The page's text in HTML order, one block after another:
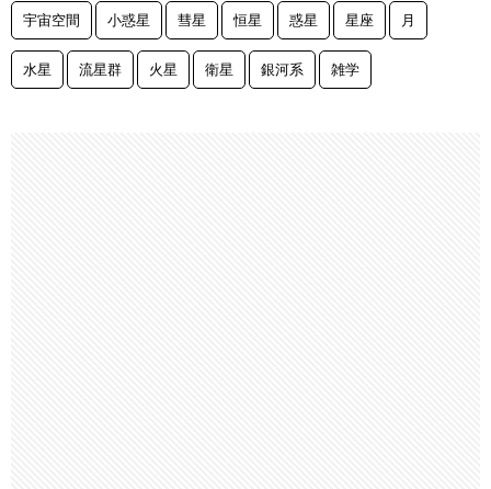
宇宙空間 小惑星 彗星 恒星 惑星 星座 月
水星 流星群 火星 衛星 銀河系 雑学